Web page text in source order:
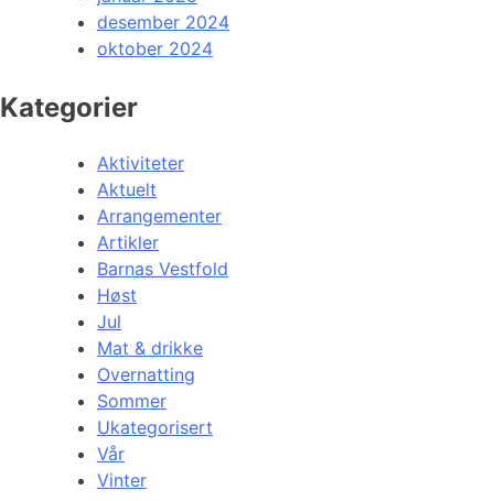
desember 2024
oktober 2024
Kategorier
Aktiviteter
Aktuelt
Arrangementer
Artikler
Barnas Vestfold
Høst
Jul
Mat & drikke
Overnatting
Sommer
Ukategorisert
Vår
Vinter